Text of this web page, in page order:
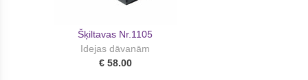
Šķiltavas Nr.1105
Idejas dāvanām
€ 58.00